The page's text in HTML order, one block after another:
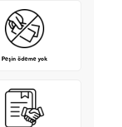
Peşin ödeme yok